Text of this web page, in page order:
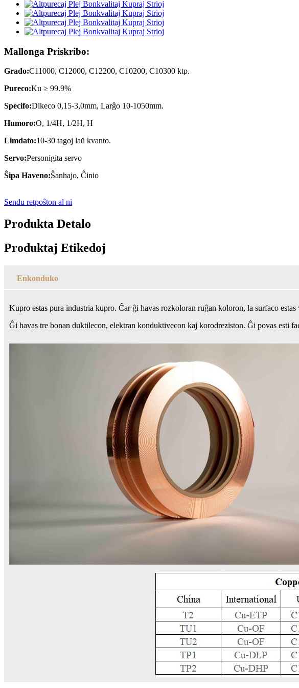
Mallonga Priskribo:
Grado:C11000, C12000, C12200, C10200, C10300 ktp.
Pureco:Ku ≥ 99.9%
Specifo:Dikeco 0,15-3,0mm, Larĝo 10-1050mm.
Humoro:O, 1/4H, 1/2H, H
Limdato:10-30 tagoj laŭ kvanto.
Servo:Personigita servo
Ŝipa Haveno:Ŝanhajo, Ĉinio
Sendu retpoŝton al ni
Produkta Detalo
Produktaj Etikedoj
Enkonduko
Kupro estas pura industria kupro. Ĉar ĝi havas rozkoloran ruĝan koloron, la surfaco
Ĝi havas tre bonan duktilecon, elektran konduktivecon kaj korodreziston. Ĝi povas esti